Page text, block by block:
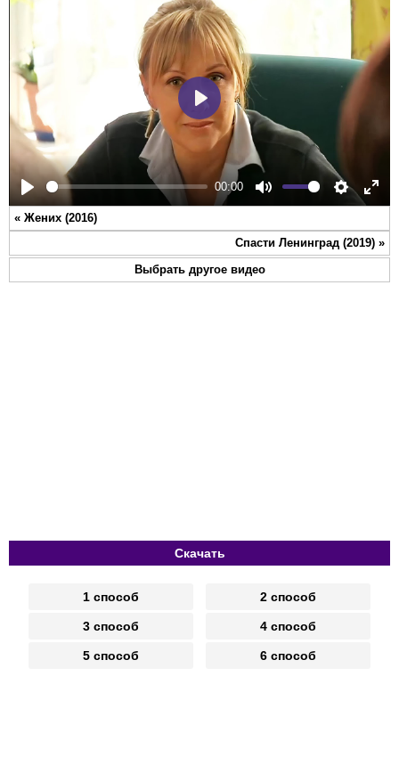
Play
00:00
Mute Settings
Play
« Жених (2016)
Спасти Ленинград (2019) »
Выбрать другое видео
Скачать
1 способ 2 способ
3 способ 4 способ
5 способ 6 способ